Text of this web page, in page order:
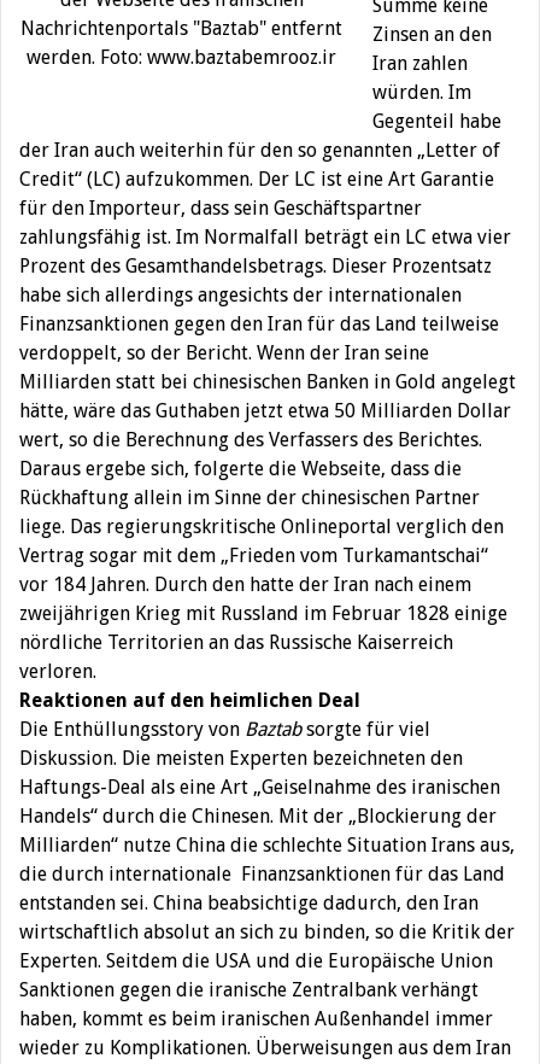
Nachrichtenportals "Baztab" entfernt
werden. Foto: www.baztabemrooz.ir
Summe keine
Zinsen an den
Iran zahlen
würden. Im
Gegenteil habe
der Iran auch weiterhin für den so genannten „Letter of
Credit“ (LC) aufzukommen. Der LC ist eine Art Garantie
für den Importeur, dass sein Geschäftspartner
zahlungsfähig ist. Im Normalfall beträgt ein LC etwa vier
Prozent des Gesamthandelsbetrags. Dieser Prozentsatz
habe sich allerdings angesichts der internationalen
Finanzsanktionen gegen den Iran für das Land teilweise
verdoppelt, so der Bericht. Wenn der Iran seine
Milliarden statt bei chinesischen Banken in Gold angelegt
hätte, wäre das Guthaben jetzt etwa 50 Milliarden Dollar
wert, so die Berechnung des Verfassers des Berichtes.
Daraus ergebe sich, folgerte die Webseite, dass die
Rückhaftung allein im Sinne der chinesischen Partner
liege. Das regierungskritische Onlineportal verglich den
Vertrag sogar mit dem „Frieden vom Turkamantschai“
vor 184 Jahren. Durch den hatte der Iran nach einem
zweijährigen Krieg mit Russland im Februar 1828 einige
nördliche Territorien an das Russische Kaiserreich
verloren.
Reaktionen auf den heimlichen Deal
Die Enthüllungsstory von Baztabsorgte für viel
Diskussion. Die meisten Experten bezeichneten den
Haftungs-Deal als eine Art „Geiselnahme des iranischen
Handels“ durch die Chinesen. Mit der „Blockierung der
Milliarden“ nutze China die schlechte Situation Irans aus,
die durch internationale Finanzsanktionen für das Land
entstanden sei. China beabsichtige dadurch, den Iran
wirtschaftlich absolut an sich zu binden, so die Kritik der
Experten. Seitdem die USA und die Europäische Union
Sanktionen gegen die iranische Zentralbank verhängt
haben, kommt es beim iranischen Außenhandel immer
wieder zu Komplikationen. Überweisungen aus dem Iran